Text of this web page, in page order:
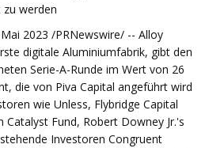
zu werden
2023 /PRNewswire/ -- Alloy
digitale Aluminiumfabrik, gibt den
Serie-A-Runde im Wert von 26
die von Piva Capital angeführt wird
wie Unless, Flybridge Capital
Fund, Robert Downey Jr.'s
Investoren Congruent